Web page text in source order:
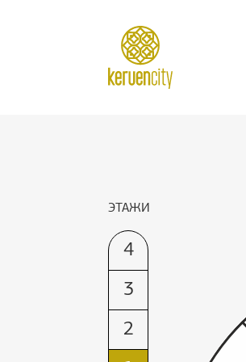
ЭТАЖИ
4
3
2